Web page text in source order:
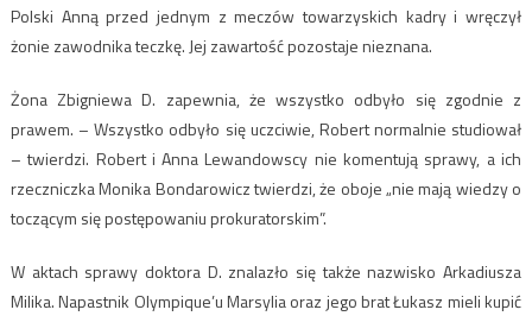
Polski Anną przed jednym z meczów towarzyskich kadry i wręczył
żonie zawodnika teczkę. Jej zawartość pozostaje nieznana.
Żona Zbigniewa D. zapewnia, że wszystko odbyło się zgodnie z
prawem. – Wszystko odbyło się uczciwie, Robert normalnie studiował
– twierdzi. Robert i Anna Lewandowscy nie komentują sprawy, a ich
rzeczniczka Monika Bondarowicz twierdzi, że oboje „nie mają wiedzy o
toczącym się postępowaniu prokuratorskim”.
W aktach sprawy doktora D. znalazło się także nazwisko Arkadiusza
Milika. Napastnik Olympique’u Marsylia oraz jego brat Łukasz mieli kupić